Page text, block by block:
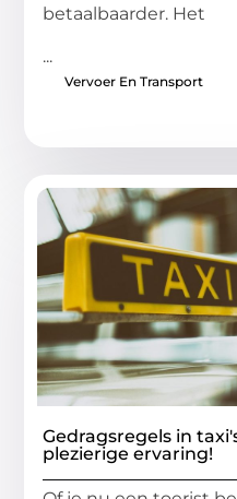
betaalbaarder. Het
...
Vervoer En Transport
Gedragsregels in
plezierige ervaring!